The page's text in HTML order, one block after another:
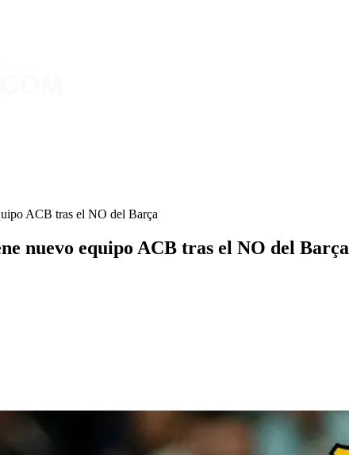
ACB tras el NO del Barça
nuevo equipo ACB tras el NO del Barça